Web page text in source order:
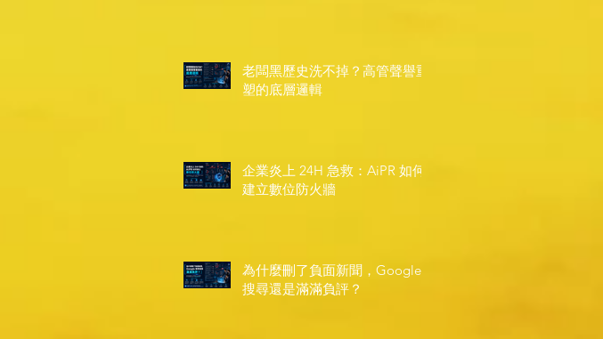
老闆黑歷史洗不掉？高管聲譽重
塑的底層邏輯
企業炎上 24H 急救：AiPR 如何
建立數位防火牆
為什麼刪了負面新聞，Google
搜尋還是滿滿負評？